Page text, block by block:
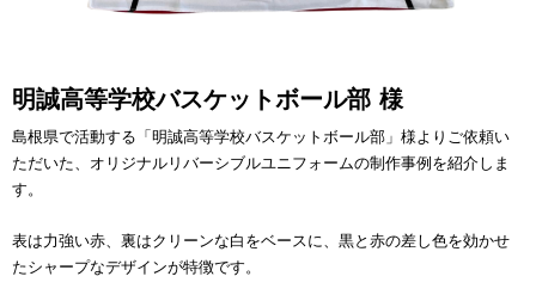
明誠高等学校バスケットボール部 様
島根県で活動する「明誠高等学校バスケットボール部」様よりご依頼い
ただいた、オリジナルリバーシブルユニフォームの制作事例を紹介しま
す。
表は力強い赤、裏はクリーンな白をベースに、黒と赤の差し色を効かせ
たシャープなデザインが特徴です。